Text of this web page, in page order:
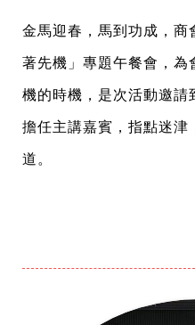
金馬迎春，馬到功成，
著先機」專題午餐會，
機的時機，是次活動邀
擔任主講嘉賓，指點迷津
道。